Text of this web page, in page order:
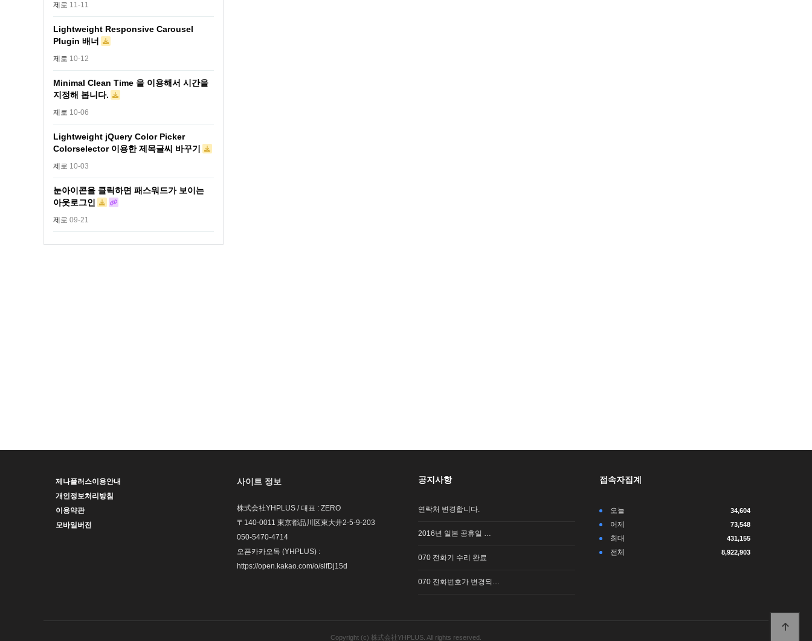
제로 11-11
Lightweight Responsive Carousel
Plugin 배너
제로 10-12
Minimal Clean Time 을 이용해서 시간을
지정해 봅니다.
제로 10-06
Lightweight jQuery Color Picker
Colorselector 이용한 제목글씨 바꾸기
제로 10-03
눈아이콘을 클릭하면 패스워드가 보이는
아웃로그인
제로 09-21
제나플러스이용안내
개인정보처리방침
이용약관
모바일버전
사이트 정보
株式会社YHPLUS / 대표 : ZERO
〒140-0011 東京都品川区東大井2-5-9-203
050-5470-4714
오픈카카오톡 (YHPLUS) :
https://open.kakao.com/o/slfDj15d
공지사항
연락처 변경합니다.
2016년 일본 공휴일 …
070 전화기 수리 완료
070 전화번호가 변경되…
접속자집계
오늘 34,604
어제 73,548
최대 431,155
전체 8,922,903
Copyright (c) 株式会社YHPLUS. All rights reserved.